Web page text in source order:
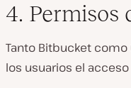
4. Permisos
Tanto Bitbucket
los usuarios el